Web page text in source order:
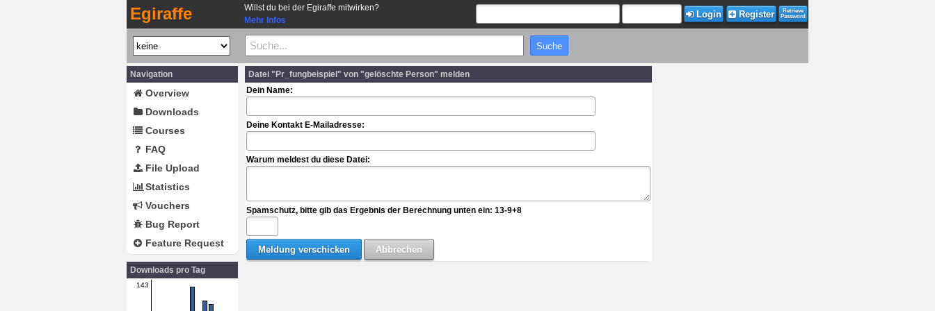
Egiraffe
Willst du bei der Egiraffe mitwirken?
Mehr Infos
Login Register
Retrieve
Password
Navigation
Overview
Downloads
Courses
FAQ
File Upload
Statistics
Vouchers
Bug Report
Feature Request
Downloads pro Tag
143
Datei "Pr_fungbeispiel" von "gelöschte Person" melden
Dein Name:
Deine Kontakt E-Mailadresse:
Warum meldest du diese Datei:
Spamschutz, bitte gib das Ergebnis der Berechnung unten ein: 13-9+8